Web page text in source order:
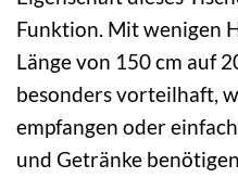
Funktion. Mit wenigen
Länge von 150 cm auf
besonders vorteilhaft,
empfangen oder
und Getränke